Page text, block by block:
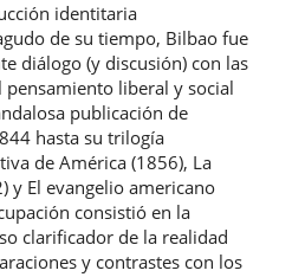
identitaria
de su tiempo, Bilbao fue
diálogo (y discusión) con las
liberal y social
publicación de
hasta su trilogía
de América (1856), La
y El evangelio americano
consistió en la
clarificador de la realidad
y contrastes con los